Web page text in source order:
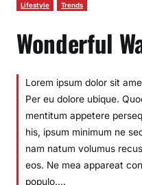
Lifestyle Trends
Wonderful
Lorem ipsum dolor sit
Per eu dolore ubique.
mentitum appetere
his, ipsum minimum ne
nam natum volumus
eos. Ne mea appareat
populo.…